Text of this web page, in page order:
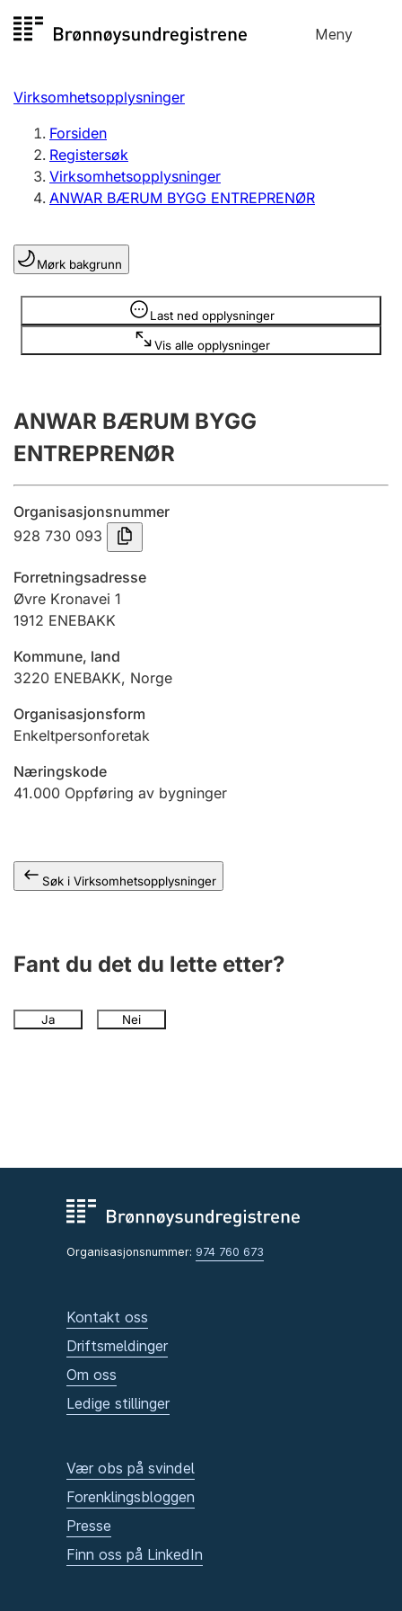
til
Meny
Registersøk
Aksjeselskap
Enkeltpersonforetak
Registrere, endre, slette
Lag og forening
Registrere, endre, slette
Innsending og forsinkelsesgebyr
Tinglysing
Jeger
Betaling og jegeravgiftskort
Ektepaktveileder
Offentlig sektor
Virksomhetsopplysninger
Forsiden
Registersøk
Virksomhetsopplysninger
ANWAR BÆRUM BYGG ENTREPRENØR
Mørk bakgrunn
Last ned opplysninger
Vis alle opplysninger
Opplysninger er skjult
ANWAR BÆRUM BYGG
ENTREPRENØR
Organisasjonsnummer
928 730 093
Forretningsadresse
Øvre Kronavei 1
1912 ENEBAKK
Kommune, land
3220 ENEBAKK, Norge
Organisasjonsform
Enkeltpersonforetak
Næringskode
41.000 Oppføring av bygninger
Søk i Virksomhetsopplysninger
Fant du det du lette etter?
Ja Nei
Organisasjonsnummer: 974 760 673
Kontakt oss
Driftsmeldinger
Om oss
Ledige stillinger
Vær obs på svindel
Forenklingsbloggen
Presse
Finn oss på LinkedIn